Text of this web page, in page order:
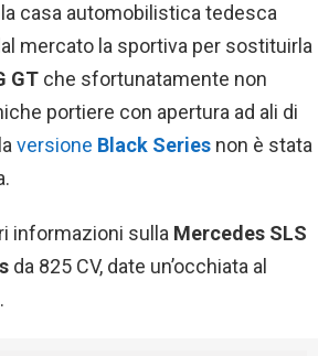
casa automobilistica tedesca
mercato la sportiva per sostituirla
GT che sfortunatamente non
portiere con apertura ad ali di
versione Black Series non è stata
informazioni sulla Mercedes SLS
da 825 CV, date un’occhiata al